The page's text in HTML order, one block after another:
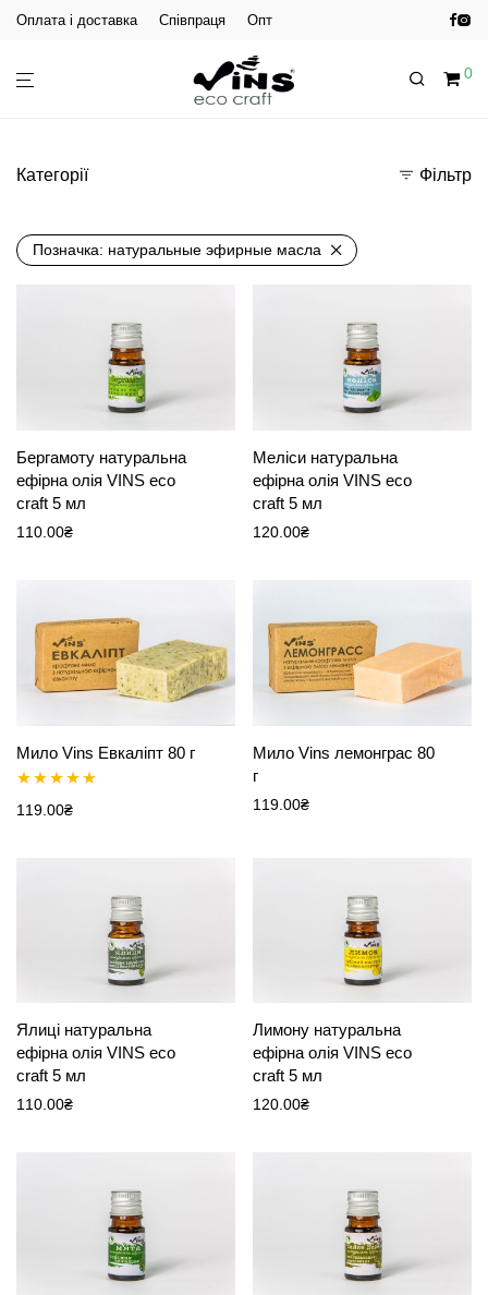
Оплата і доставка Співпраця Опт
0
Категорії Фільтр
Позначка: натуральные эфирные масла
Бергамоту натуральна
ефірна олія VINS eco
craft 5 мл
110.00₴
Меліси натуральна
ефірна олія VINS eco
craft 5 мл
120.00₴
Мило Vins Евкаліпт 80 г
Оцінено в
119.00₴
Мило Vins лемонграс 80
г
119.00₴
Ялиці натуральна
ефірна олія VINS eco
craft 5 мл
110.00₴
Лимону натуральна
ефірна олія VINS eco
craft 5 мл
120.00₴